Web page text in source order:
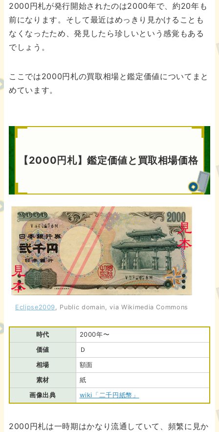
2000円札が発行開始されたのは2000年で、約20年も
前になります。そして最近はめっきり見かけることも
なくなったため、発見したら珍しいという感覚もある
でしょう。
ここでは2000円札の買取相場と鑑定価値についてまと
めています。
【2000円札】鑑定価値と買取相場価格
Eclipse2009 , Public domain, via Wikimedia Commons
時代
2000年〜
価値
Ｄ
相場
額面
素材
紙
画像出典
wiki「二千円紙幣」
2000円札は一時期はかなり流通していて、頻繁に見か